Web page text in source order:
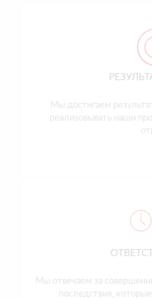
Мы достигаем
реализовывать наши
Мы отвечаем за
последствия,